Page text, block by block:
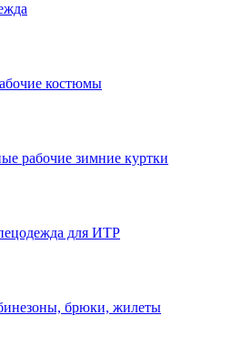
костюмы
рабочие зимние куртки
для ИТР
брюки, жилеты